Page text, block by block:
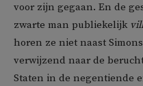
voor zijn gegaan. En de
zwarte man publiekelijk
horen ze niet naast
verwijzend naar de
Staten in de negentiende